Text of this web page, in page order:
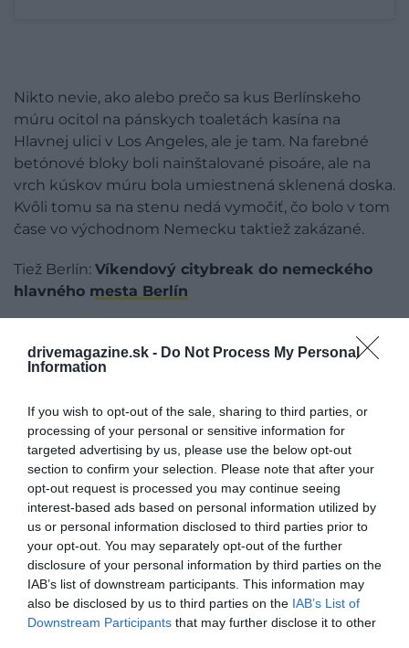
drivemagazine.sk - Do Not Process My Personal
Information
If you wish to opt-out of the sale, sharing to third parties, or
processing of your personal or sensitive information for
targeted advertising by us, please use the below opt-out
section to confirm your selection. Please note that after your
opt-out request is processed you may continue seeing
interest-based ads based on personal information utilized by
us or personal information disclosed to third parties prior to
your opt-out. You may separately opt-out of the further
disclosure of your personal information by third parties on the
IAB’s list of downstream participants. This information may
also be disclosed by us to third parties on the IAB’s List of
Downstream Participants that may further disclose it to other
Nikto nevie, ako alebo prečo sa kus Berlínskeho
múru ocitol na pánskych toaletách kasína na
Hlavnej ulici v Los Angeles, ale je tam. Na farebné
betónové bloky boli nainštalované pisoáre, ale na
vrch kúskov múru bola umiestnená sklenená doska.
Kvôli tomu sa na stenu nedá vymočiť, čo bolo v tom
čase vo východnom Nemecku taktiež zakázané.
Tiež Berlín: Víkendový citybreak do nemeckého
hlavného mesta Berlín
SPOJENÉ ŠTÁTY